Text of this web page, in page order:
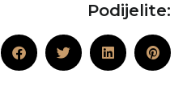
Podijelite: